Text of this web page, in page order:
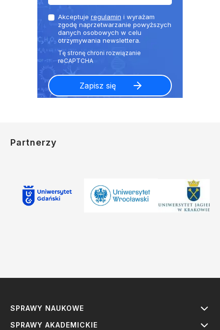
Akceptuje regulamin i wyrażam
zgodę naprzetwarzanie powyższych
danych osobowych w celu
otrzymywania newslettera.
Partnerzy
SPRAWY NAUKOWE
SPRAWY AKADEMICKIE